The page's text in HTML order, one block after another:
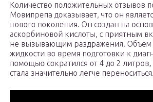
Количество положительных отзывов
Мовипрепа доказывает, что он
нового поколения. Он создан на
аскорбиновой кислоты, с приятным
не вызывающим раздражения.
жидкости во время подготовки к
помощью сократился от 4 до 2 литров,
стала значительно легче переноситься.